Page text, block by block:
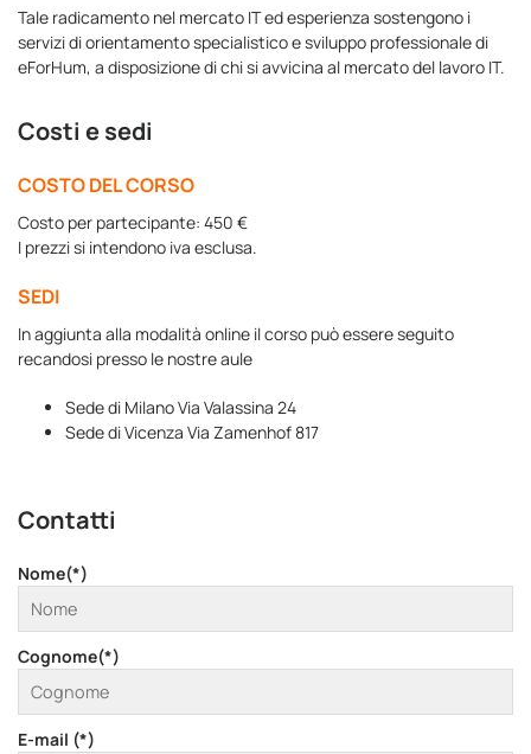
Tale radicamento nel mercato IT ed esperienza sostengono i
servizi di orientamento specialistico e sviluppo professionale di
eForHum, a disposizione di chi si avvicina al mercato del lavoro IT.
Costi e sedi
COSTO DEL CORSO
Costo per partecipante: 450 €
I prezzi si intendono iva esclusa.
SEDI
In aggiunta alla modalità online il corso può essere seguito
recandosi presso le nostre aule
Sede di Milano Via Valassina 24
Sede di Vicenza Via Zamenhof 817
Contatti
Nome(*)
Cognome(*)
E-mail (*)